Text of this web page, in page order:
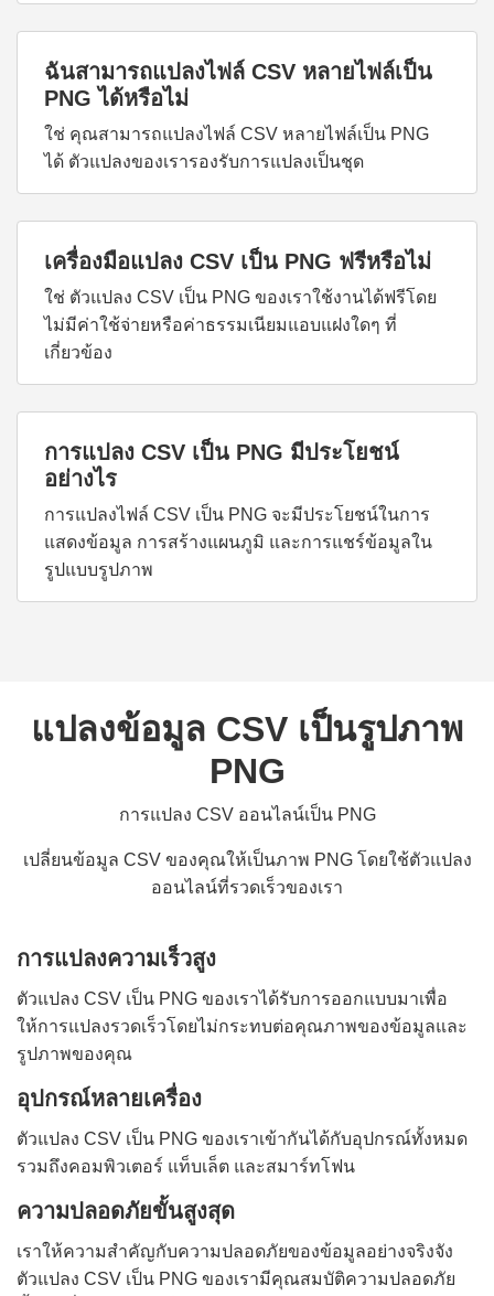
ฉันสามารถแปลงไฟล์ CSV หลายไฟล์เป็น
PNG ได้หรือไม่
ใช่ คุณสามารถแปลงไฟล์ CSV หลายไฟล์เป็น PNG
ได้ ตัวแปลงของเรารองรับการแปลงเป็นชุด
เครื่องมือแปลง CSV เป็น PNG ฟรีหรือไม่
ใช่ ตัวแปลง CSV เป็น PNG ของเราใช้งานได้ฟรีโดย
ไม่มีค่าใช้จ่ายหรือค่าธรรมเนียมแอบแฝงใดๆ ที่
เกี่ยวข้อง
การแปลง CSV เป็น PNG มีประโยชน์
อย่างไร
การแปลงไฟล์ CSV เป็น PNG จะมีประโยชน์ในการ
แสดงข้อมูล การสร้างแผนภูมิ และการแชร์ข้อมูลใน
รูปแบบรูปภาพ
แปลงข้อมูล CSV เป็นรูปภาพ
PNG
การแปลง CSV ออนไลน์เป็น PNG
เปลี่ยนข้อมูล CSV ของคุณให้เป็นภาพ PNG โดยใช้ตัวแปลง
ออนไลน์ที่รวดเร็วของเรา
การแปลงความเร็วสูง
ตัวแปลง CSV เป็น PNG ของเราได้รับการออกแบบมาเพื่อ
ให้การแปลงรวดเร็วโดยไม่กระทบต่อคุณภาพของข้อมูลและ
รูปภาพของคุณ
อุปกรณ์หลายเครื่อง
ตัวแปลง CSV เป็น PNG ของเราเข้ากันได้กับอุปกรณ์ทั้งหมด
รวมถึงคอมพิวเตอร์ แท็บเล็ต และสมาร์ทโฟน
ความปลอดภัยขั้นสูงสุด
เราให้ความสำคัญกับความปลอดภัยของข้อมูลอย่างจริงจัง
ตัวแปลง CSV เป็น PNG ของเรามีคุณสมบัติความปลอดภัย